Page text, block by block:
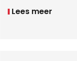
Lees meer